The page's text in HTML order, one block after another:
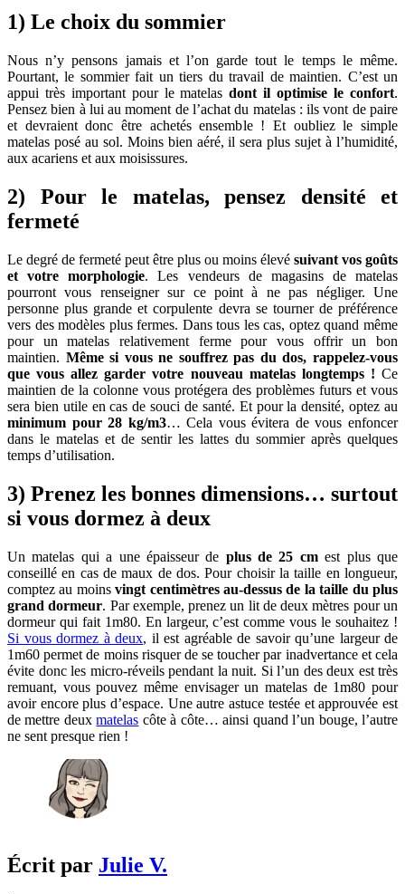
1) Le choix du sommier
Nous n’y pensons jamais et l’on garde tout le temps le même.
Pourtant, le sommier fait un tiers du travail de maintien. C’est un
appui très important pour le matelasdont il optimise le confort.
Pensez bien à lui au moment de l’achat du matelas : ils vont de paire
et devraient donc être achetés ensemble ! Et oubliez le simple
matelas posé au sol. Moins bien aéré, il sera plus sujet à l’humidité,
aux acariens et aux moisissures.
2) Pour le matelas, pensez densité et
fermeté
Le degré de fermeté peut être plus ou moins élevé suivant vos goûts
et votre morphologie. Les vendeurs de magasins de matelas
pourront vous renseigner sur ce point à ne pas négliger. Une
personne plus grande et corpulente devra se tourner de préférence
vers des modèles plus fermes. Dans tous les cas, optez quand même
pour un matelas relativement ferme pour vous offrir un bon
maintien. Même si vous ne souffrez pas du dos, rappelez-vous
que vous allez garder votre nouveau matelas longtemps ! Ce
maintien de la colonne vous protégera des problèmes futurs et vous
sera bien utile en cas de souci de santé. Et pour la densité, optez au
minimum pour 28 kg/m3… Cela vous évitera de vous enfoncer
dans le matelas et de sentir les lattes du sommier après quelques
temps d’utilisation.
3) Prenez les bonnes dimensions… surtout
si vous dormez à deux
Un matelas qui a une épaisseur de plus de 25 cmest plus que
conseillé en cas de maux de dos. Pour choisir la taille en longueur,
comptez au moinsvingt centimètres au-dessus de la taille du plus
grand dormeur. Par exemple, prenez un lit de deux mètres pour un
dormeur qui fait 1m80. En largeur, c’est comme vous le souhaitez !
Si vous dormez à deux, il est agréable de savoir qu’une largeur de
1m60 permet de moins risquer de se toucher par inadvertance et cela
évite donc les micro-réveils pendant la nuit. Si l’un des deux est très
remuant, vous pouvez même envisager un matelas de 1m80 pour
avoir encore plus d’espace. Une autre astuce testée et approuvée est
de mettre deuxmatelas côte à côte… ainsi quand l’un bouge, l’autre
ne sent presque rien !
Écrit par Julie V.